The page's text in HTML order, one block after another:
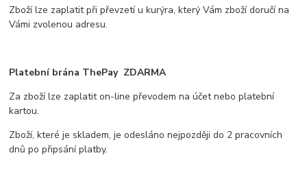
Zboží lze zaplatit při převzetí u kurýra, který Vám zboží doručí na
Vámi zvolenou adresu.
Platební brána ThePay ZDARMA
Za zboží lze zaplatit on-line převodem na účet nebo platební
kartou.
Zboží, které je skladem, je odesláno nejpozději do 2 pracovních
dnů po připsání platby.